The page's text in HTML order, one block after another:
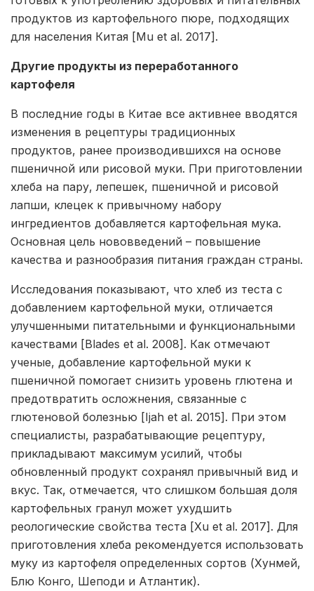
продуктов из картофельного пюре, подходящих
для населения Китая [Mu et al. 2017].
Другие продукты из переработанного
картофеля
В последние годы в Китае все активнее вводятся
изменения в рецептуры традиционных
продуктов, ранее производившихся на основе
пшеничной или рисовой муки. При приготовлении
хлеба на пару, лепешек, пшеничной и рисовой
лапши, клецек к привычному набору
ингредиентов добавляется картофельная мука.
Основная цель нововведений – повышение
качества и разнообразия питания граждан страны.
Исследования показывают, что хлеб из теста с
добавлением картофельной муки, отличается
улучшенными питательными и функциональными
качествами [Blades et al. 2008]. Как отмечают
ученые, добавление картофельной муки к
пшеничной помогает снизить уровень глютена и
предотвратить осложнения, связанные с
глютеновой болезнью [Ijah et al. 2015]. При этом
специалисты, разрабатывающие рецептуру,
прикладывают максимум усилий, чтобы
обновленный продукт сохранял привычный вид и
вкус. Так, отмечается, что слишком большая доля
картофельных гранул может ухудшить
реологические свойства теста [Xu et al. 2017]. Для
приготовления хлеба рекомендуется использовать
муку из картофеля определенных сортов (Хунмей,
Блю Конго, Шеподи и Атлантик).